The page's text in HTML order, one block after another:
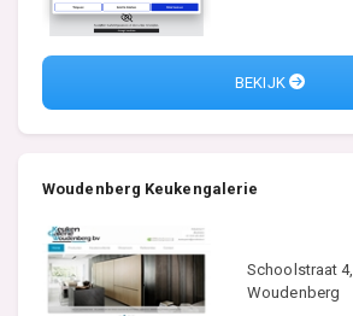
BEKIJK
Woudenberg Keukengalerie
Schoolstraat 4,
Woudenberg